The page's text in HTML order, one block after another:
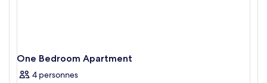
One Bedroom Apartment
4 personnes